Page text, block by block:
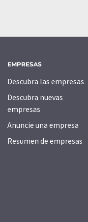
EMPRESAS
Descubra las empresas
Descubra nuevas
empresas
Anuncie una empresa
Resumen de empresas